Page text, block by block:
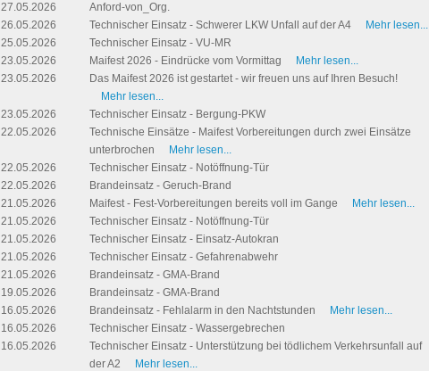
27.05.2026
Anford-von_Org.
26.05.2026
Technischer Einsatz - Schwerer LKW Unfall auf der A4
Mehr lesen...
25.05.2026
Technischer Einsatz - VU-MR
23.05.2026
Maifest 2026 - Eindrücke vom Vormittag
Mehr lesen...
23.05.2026
Das Maifest 2026 ist gestartet - wir freuen uns auf Ihren Besuch!
Mehr lesen...
23.05.2026
Technischer Einsatz - Bergung-PKW
22.05.2026
Technische Einsätze - Maifest Vorbereitungen durch zwei Einsätze
unterbrochen
Mehr lesen...
22.05.2026
Technischer Einsatz - Notöffnung-Tür
22.05.2026
Brandeinsatz - Geruch-Brand
21.05.2026
Maifest - Fest-Vorbereitungen bereits voll im Gange
Mehr lesen...
21.05.2026
Technischer Einsatz - Notöffnung-Tür
21.05.2026
Technischer Einsatz - Einsatz-Autokran
21.05.2026
Technischer Einsatz - Gefahrenabwehr
21.05.2026
Brandeinsatz - GMA-Brand
19.05.2026
Brandeinsatz - GMA-Brand
16.05.2026
Brandeinsatz - Fehlalarm in den Nachtstunden
Mehr lesen...
16.05.2026
Technischer Einsatz - Wassergebrechen
16.05.2026
Technischer Einsatz - Unterstützung bei tödlichem Verkehrsunfall auf
der A2
Mehr lesen...